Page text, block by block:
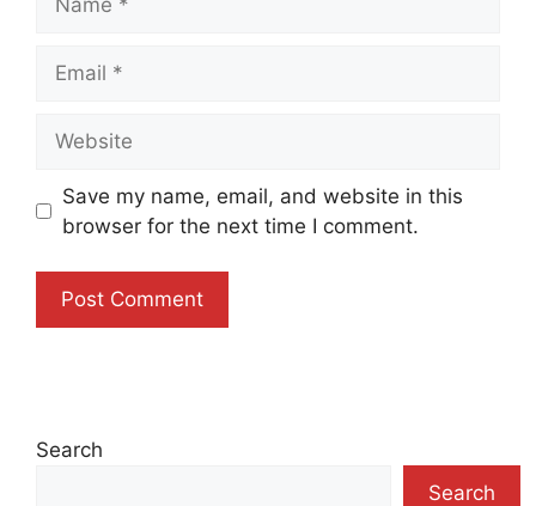
Save my name, email, and website in this
browser for the next time I comment.
Search
Search